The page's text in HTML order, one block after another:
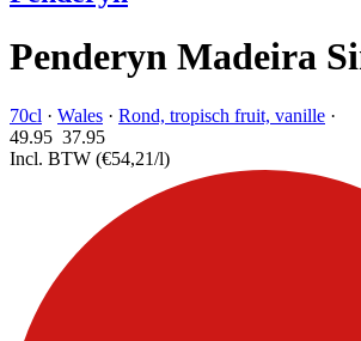
Penderyn Madeira
70cl · Wales · Rond, tropisch fruit, vanille ·
49.95 37.95
Incl. BTW (€54,21/l)